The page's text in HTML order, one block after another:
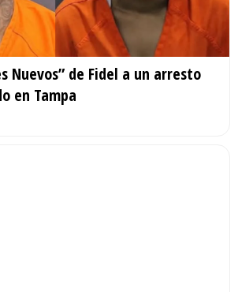
Nuevos” de Fidel a un arresto
en Tampa